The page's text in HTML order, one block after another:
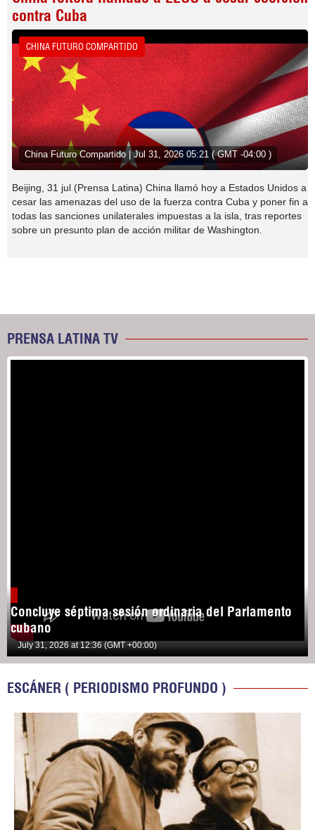
contra Cuba
CHINA FUTURO COMPARTIDO
China Futuro Compartido | Jul 31, 2026 05:21 ( GMT -04:00 )
Beijing, 31 jul (Prensa Latina) China llamó hoy a Estados Unidos a
cesar las amenazas del uso de la fuerza contra Cuba y poner fin a
todas las sanciones unilaterales impuestas a la isla, tras reportes
sobre un presunto plan de acción militar de Washington.
PRENSA LATINA TV
Concluye séptima sesión ordinaria del Parlamento
cubano
July 31, 2026 at 12:36 (GMT +00:00)
ESCÁNER ( PERIODISMO PROFUNDO )